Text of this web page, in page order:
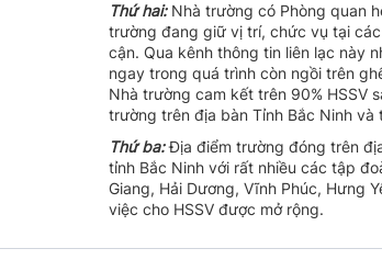
Thứ hai:Nhà trường có Phòng quan
trường đang giữ vị trí, chức vụ tại
cận. Qua kênh thông tin liên lạc này
ngay trong quá trình còn ngồi trên
Nhà trường cam kết trên 90% HSSV
trường trên địa bàn Tỉnh Bắc Ninh và
Thứ ba:Địa điểm trường đóng trên
tỉnh Bắc Ninh với rất nhiều các tập
Giang, Hải Dương, Vĩnh Phúc, Hưng
việc cho HSSV được mở rộng.